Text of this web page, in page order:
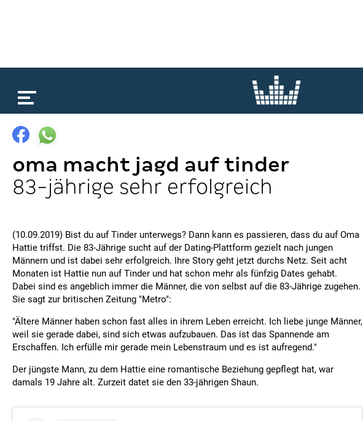
oma macht jagd auf tinder
83-jährige sehr erfolgreich
(10.09.2019) Bist du auf Tinder unterwegs? Dann kann es passieren, dass du auf Oma
Hattie triffst. Die 83-Jährige sucht auf der Dating-Plattform gezielt nach jungen
Männern und ist dabei sehr erfolgreich. Ihre Story geht jetzt durchs Netz. Seit acht
Monaten ist Hattie nun auf Tinder und hat schon mehr als fünfzig Dates gehabt.
Dabei sind es angeblich immer die Männer, die von selbst auf die 83-Jährige zugehen.
Sie sagt zur britischen Zeitung "Metro":
"Ältere Männer haben schon fast alles in ihrem Leben erreicht. Ich liebe junge Männer,
weil sie gerade dabei, sind sich etwas aufzubauen. Das ist das Spannende am
Erschaffen. Ich erfülle mir gerade mein Lebenstraum und es ist aufregend."
Der jüngste Mann, zu dem Hattie eine romantische Beziehung gepflegt hat, war
damals 19 Jahre alt. Zurzeit datet sie den 33-jährigen Shaun.